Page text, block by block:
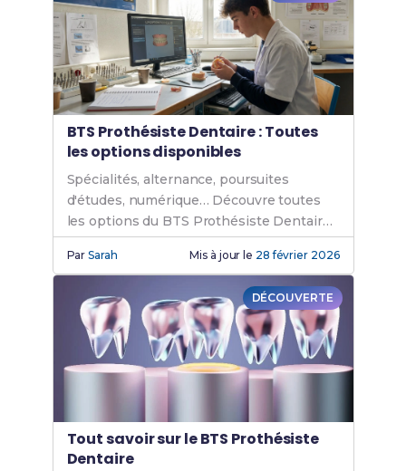
BTS Prothésiste Dentaire : Toutes
les options disponibles
Spécialités, alternance, poursuites
d'études, numérique… Découvre toutes
les options du BTS Prothésiste Dentaire
et choisis le parcours fait pour toi.
ParSarah Mis à jour le 28 février 2026
DÉCOUVERTE
Tout savoir sur le BTS Prothésiste
Dentaire